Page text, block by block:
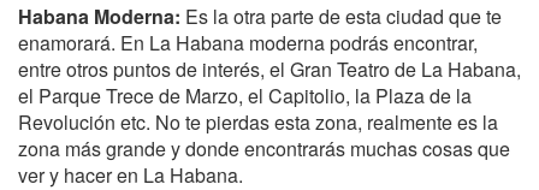
Habana Moderna: Es la otra parte de esta ciudad que te
enamorará. En La Habana moderna podrás encontrar,
entre otros puntos de interés, el Gran Teatro de La Habana,
el Parque Trece de Marzo, el Capitolio, la Plaza de la
Revolución etc. No te pierdas esta zona, realmente es la
zona más grande y donde encontrarás muchas cosas que
ver y hacer en La Habana.